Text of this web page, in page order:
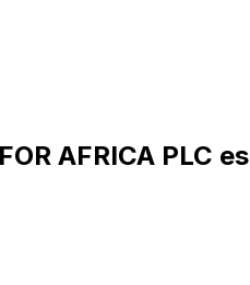
AFRICA PLC es